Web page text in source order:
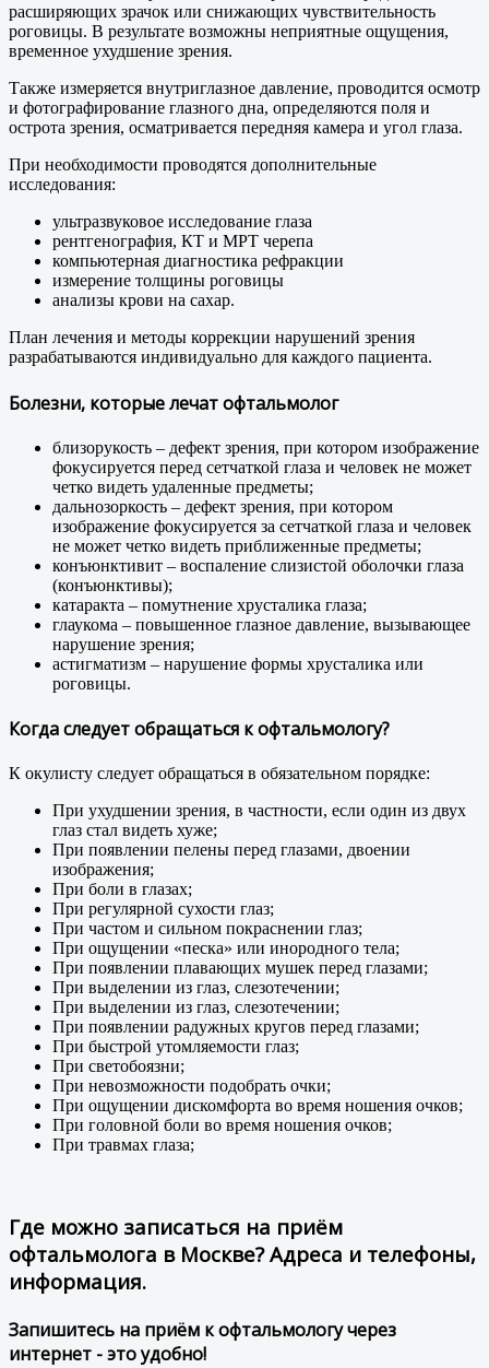
расширяющих зрачок или снижающих чувствительность
роговицы. В результате возможны неприятные ощущения,
временное ухудшение зрения.
Также измеряется внутриглазное давление, проводится осмотр
и фотографирование глазного дна, определяются поля и
острота зрения, осматривается передняя камера и угол глаза.
При необходимости проводятся дополнительные
исследования:
ультразвуковое исследование глаза
рентгенография, КТ и МРТ черепа
компьютерная диагностика рефракции
измерение толщины роговицы
анализы крови на сахар.
План лечения и методы коррекции нарушений зрения
разрабатываются индивидуально для каждого пациента.
Болезни, которые лечат офтальмолог
близорукость – дефект зрения, при котором изображение
фокусируется перед сетчаткой глаза и человек не может
четко видеть удаленные предметы;
дальнозоркость – дефект зрения, при котором
изображение фокусируется за сетчаткой глаза и человек
не может четко видеть приближенные предметы;
конъюнктивит – воспаление слизистой оболочки глаза
(конъюнктивы);
катаракта – помутнение хрусталика глаза;
глаукома – повышенное глазное давление, вызывающее
нарушение зрения;
астигматизм – нарушение формы хрусталика или
роговицы.
Когда следует обращаться к офтальмологу?
К окулисту следует обращаться в обязательном порядке:
При ухудшении зрения, в частности, если один из двух
глаз стал видеть хуже;
При появлении пелены перед глазами, двоении
изображения;
При боли в глазах;
При регулярной сухости глаз;
При частом и сильном покраснении глаз;
При ощущении «песка» или инородного тела;
При появлении плавающих мушек перед глазами;
При выделении из глаз, слезотечении;
При выделении из глаз, слезотечении;
При появлении радужных кругов перед глазами;
При быстрой утомляемости глаз;
При светобоязни;
При невозможности подобрать очки;
При ощущении дискомфорта во время ношения очков;
При головной боли во время ношения очков;
При травмах глаза;
Где можно записаться на приём
офтальмолога в Москве? Адреса и телефоны,
информация.
Запишитесь на приём к офтальмологу через
интернет - это удобно!